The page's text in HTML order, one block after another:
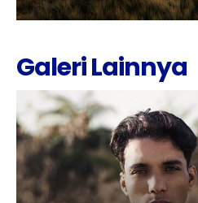
Galeri Lainnya